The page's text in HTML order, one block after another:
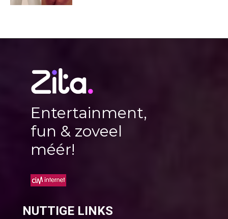
Entertainment,
fun & zoveel
méér!
NUTTIGE LINKS